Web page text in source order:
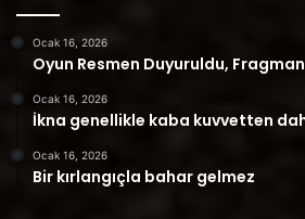
Ocak 16, 2026
Oyun Resmen Duyuruldu,
Ocak 16, 2026
İkna genellikle kaba kuvvetten
Ocak 16, 2026
Bir kırlangıçla bahar gelmez